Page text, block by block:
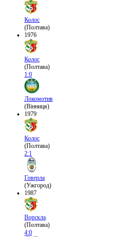
Колос
(Полтава)
1976
Колос
(Полтава)
1:0
Локомотив
(Вінниця)
1979
Колос
(Полтава)
2:1
Говерла
(Ужгород)
1987
Ворскла
(Полтава)
4:0